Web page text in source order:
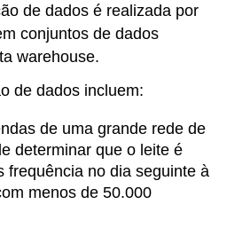
de dados é realizada por
conjuntos de dados
warehouse.
de dados incluem:
de uma grande rede de
determinar que o leite é
frequência no dia seguinte à
menos de 50.000